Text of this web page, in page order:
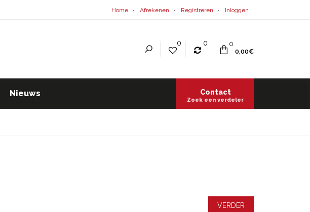
Home Afrekenen Registreren Inloggen
0 0
0
0,00€
Contact
Zoek een verdeler
Nieuws
VERDER